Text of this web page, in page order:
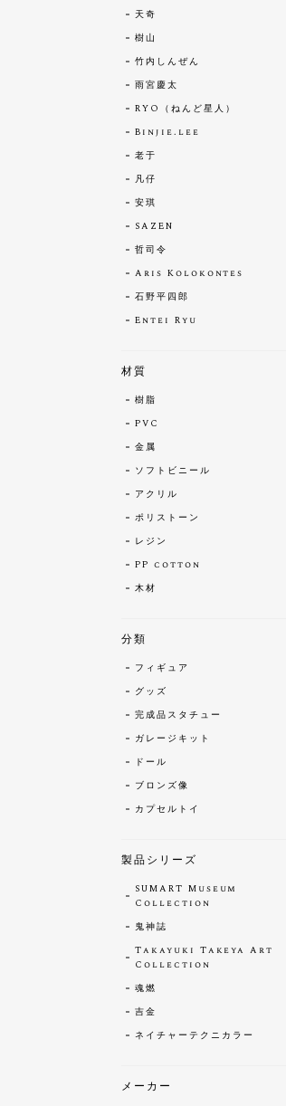
天奇
樹山
竹内しんぜん
雨宮慶太
RYO（ねんど星人）
Binjie.lee
老于
凡仔
安琪
SAZEN
哲司令
Aris Kolokontes
石野平四郎
Entei Ryu
材質
樹脂
PVC
金属
ソフトビニール
アクリル
ポリストーン
レジン
PP cotton
木材
分類
フィギュア
グッズ
完成品スタチュー
ガレージキット
ドール
ブロンズ像
カプセルトイ
製品シリーズ
SUMART Museum
Collection
鬼神誌
Takayuki Takeya Art
Collection
魂燃
吉金
ネイチャーテクニカラー
メーカー